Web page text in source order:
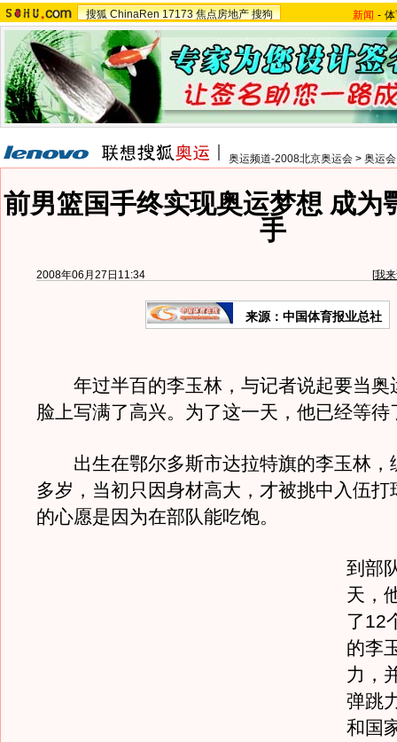
搜狐 ChinaRen 17173 焦点房地产 搜狗 新闻 -
奥运频道-2008北京奥运会 > 奥运
前男篮国手终实现奥运梦想 成为
手
2008年06月27日11:34 [我
来源：中国体育报业总社
年过半百的李玉林，与记者说起要当奥
脸上写满了高兴。为了这一天，他已经等待
出生在鄂尔多斯市达拉特旗的李玉林，
多岁，当初只因身材高大，才被挑中入伍打
的心愿是因为在部队能吃饱。
到部
天，
了12
的李
力，
弹跳
和国